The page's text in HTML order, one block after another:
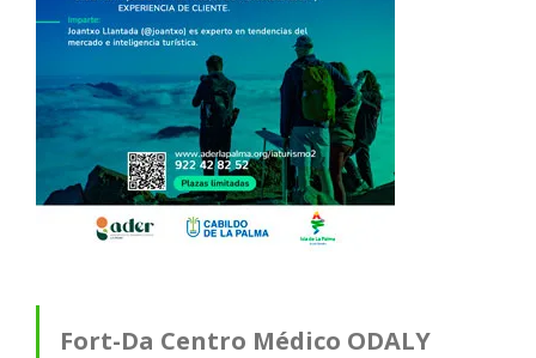
Fort-Da Centro Médico ODALY